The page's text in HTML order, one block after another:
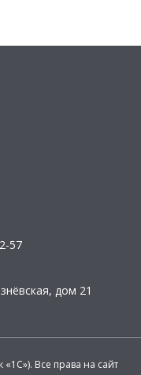
57
дом 21
Все права на сайт